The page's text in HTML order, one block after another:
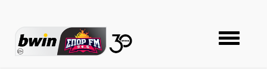
Toggle
navigation